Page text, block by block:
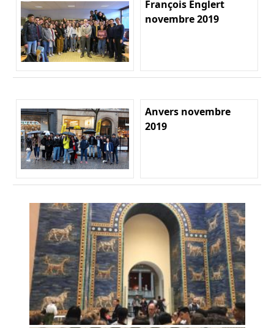
François Englert
novembre 2019
Anvers novembre
2019